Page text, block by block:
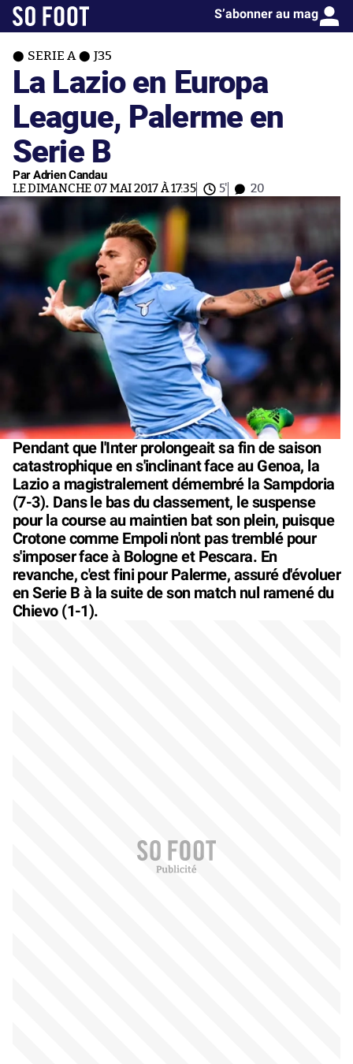
S’abonner au mag
SERIE A J35
La Lazio en Europa
League, Palerme en
Serie B
Par Adrien Candau
LE DIMANCHE 07 MAI 2017 À 17:35 5' 20
Pendant que l'Inter prolongeait sa fin de saison
catastrophique en s'inclinant face au Genoa, la
Lazio a magistralement démembré la Sampdoria
(7-3). Dans le bas du classement, le suspense
pour la course au maintien bat son plein, puisque
Crotone comme Empoli n'ont pas tremblé pour
s'imposer face à Bologne et Pescara. En
revanche, c'est fini pour Palerme, assuré d'évoluer
en Serie B à la suite de son match nul ramené du
Chievo (1-1).